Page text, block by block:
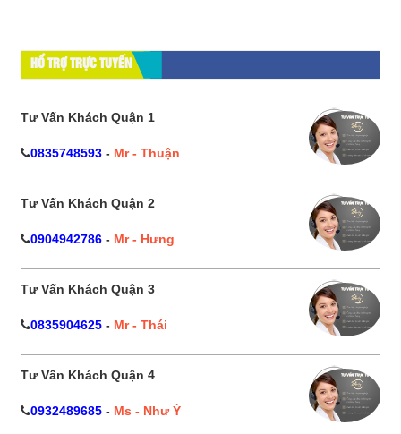
HỔ TRỢ TRỰC TUYẾN
Tư Vấn Khách Quận 1
0835748593 - Mr - Thuận
Tư Vấn Khách Quận 2
0904942786 - Mr - Hưng
Tư Vấn Khách Quận 3
0835904625 - Mr - Thái
Tư Vấn Khách Quận 4
0932489685 - Ms - Như Ý